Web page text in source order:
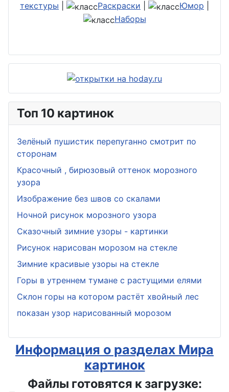
текстуры
Раскраски Юмор
Наборы
Топ 10 картинок
Зелёный пушистик перепуганно смотрит по
сторонам
Красочный , бирюзовый оттенок морозного
узора
Изображение без швов со скалами
Ночной рисунок морозного узора
Сказочный зимние узоры - картинки
Рисунок нарисован морозом на стекле
Зимние красивые узоры на стекле
Горы в утреннем тумане с растущими елями
Склон горы на котором растёт хвойный лес
показан узор нарисованный морозом
Информация о разделах Мира
картинок
Файлы готовятся к загрузке: